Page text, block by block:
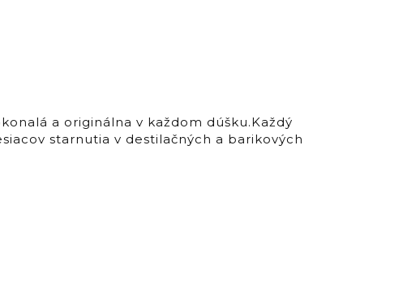
a originálna v každom dúšku.Každý
starnutia v destilačných a barikových